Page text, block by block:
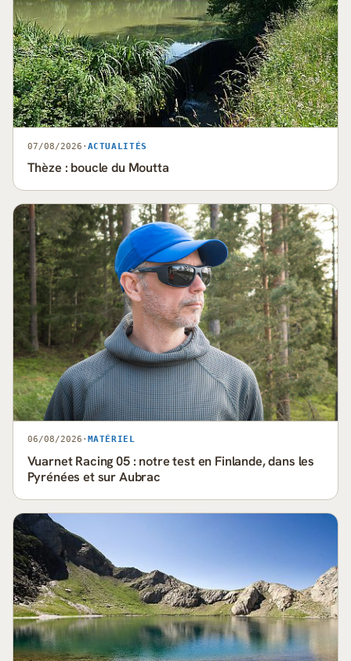
07/08/2026 · ACTUALITÉS
Thèze : boucle du Moutta
06/08/2026 · MATÉRIEL
Vuarnet Racing 05 : notre test en Finlande, dans les
Pyrénées et sur Aubrac